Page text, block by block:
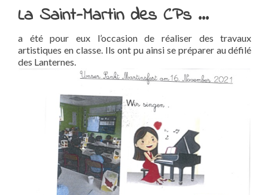
La Saint-Martin des CPs …
a été pour eux l’occasion de réaliser des travaux
artistiques en classe. Ils ont pu ainsi se préparer au défilé
des Lanternes.